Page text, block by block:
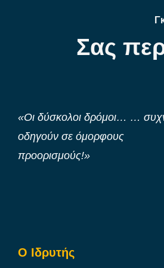
Σας
«Οι δύσκολοι δρόμοι… …
οδηγούν σε όμορφους
προορισμούς!»
Ο Ιδρυτής